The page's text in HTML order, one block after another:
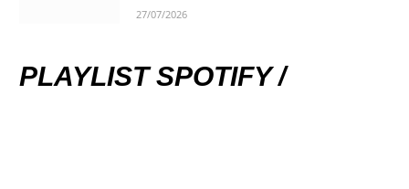
27/07/2026
PLAYLIST SPOTIFY /